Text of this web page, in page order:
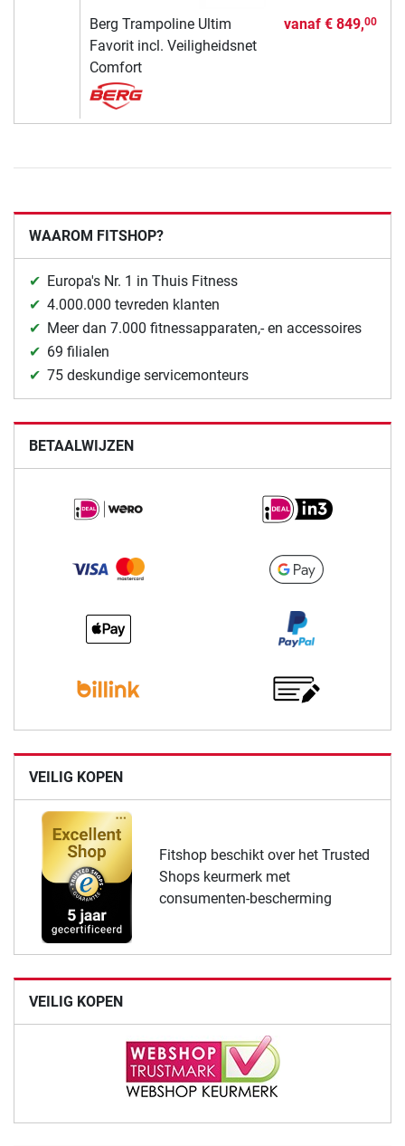
Berg Trampoline Ultim
Favorit incl. Veiligheidsnet
Comfort
vanaf € 849,00
WAAROM FITSHOP?
Europa's Nr. 1 in Thuis Fitness
4.000.000 tevreden klanten
Meer dan 7.000 fitnessapparaten,- en accessoires
69 filialen
75 deskundige servicemonteurs
BETAALWIJZEN
VEILIG KOPEN
Fitshop beschikt over het Trusted
Shops keurmerk met
consumenten-bescherming
VEILIG KOPEN